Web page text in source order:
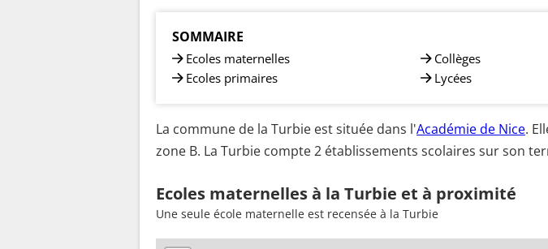
SOMMAIRE
Ecoles maternelles
Ecoles primaires
Collèges
Lycées
La commune de la Turbie est située dans l'Académie de Nice.
zone B. La Turbie compte 2 établissements scolaires sur son
Ecoles maternelles à la Turbie et à proximité
Une seule école maternelle est recensée à la Turbie